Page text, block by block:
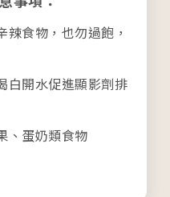
食物，也勿過飽，
白開水促進顯影劑排
、蛋奶類食物